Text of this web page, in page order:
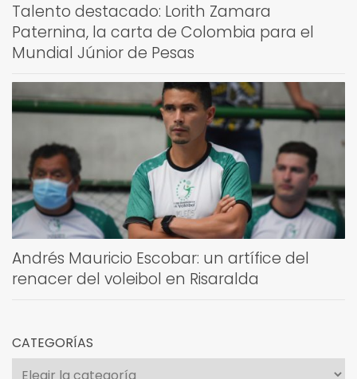
Talento destacado: Lorith Zamara
Paternina, la carta de Colombia para el
Mundial Júnior de Pesas
Andrés Mauricio Escobar: un artífice del
renacer del voleibol en Risaralda
CATEGORÍAS
Categorías